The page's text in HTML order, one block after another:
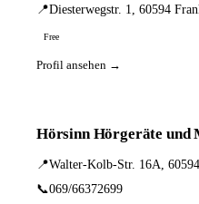
📍Diesterwegstr. 1, 60594
Free
Profil ansehen →
Hörsinn Hörgeräte und
📍Walter-Kolb-Str. 16A,
📞069/66372699